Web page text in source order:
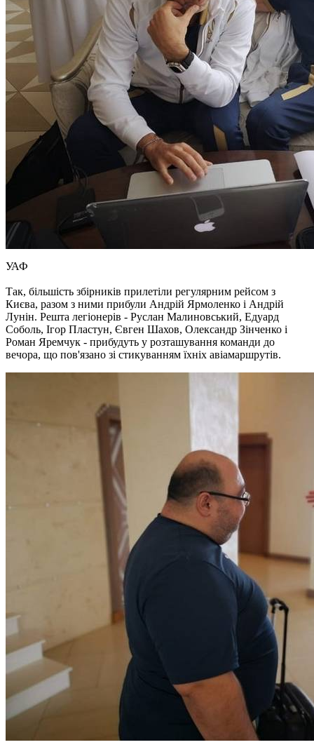
УАФ
Так, більшість збірників прилетіли регулярним рейсом з
Києва, разом з ними прибули Андрій Ярмоленко і Андрій
Лунін. Решта легіонерів - Руслан Малиновський, Едуард
Соболь, Ігор Пластун, Євген Шахов, Олександр Зінченко і
Роман Яремчук - прибудуть у розташування команди до
вечора, що пов'язано зі стикуванням їхніх авіамаршрутів.